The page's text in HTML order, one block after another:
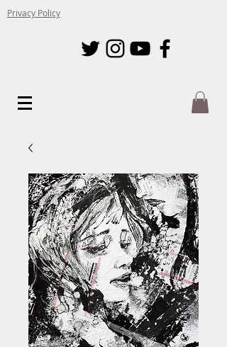
Privacy Policy